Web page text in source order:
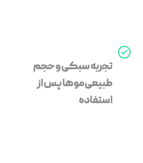
تجربه سبکی و حجم
طبیعی موها پس از
استفاده